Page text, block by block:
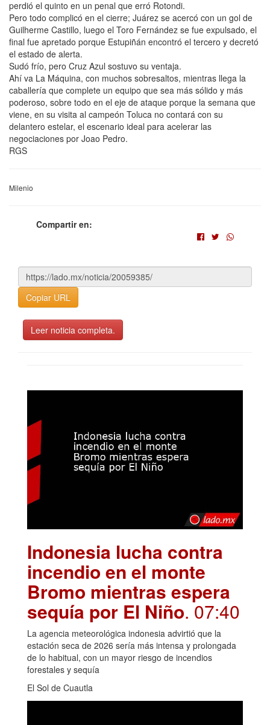
perdió el quinto en un penal que erró Rotondi.
Pero todo complicó en el cierre; Juárez se acercó con un gol de
Guilherme Castillo, luego el Toro Fernández se fue expulsado, el
final fue apretado porque Estupiñán encontró el tercero y decretó
el estado de alerta.
Sudó frío, pero Cruz Azul sostuvo su ventaja.
Ahí va La Máquina, con muchos sobresaltos, mientras llega la
caballería que complete un equipo que sea más sólido y más
poderoso, sobre todo en el eje de ataque porque la semana que
viene, en su visita al campeón Toluca no contará con su
delantero estelar, el escenario ideal para acelerar las
negociaciones por Joao Pedro.
RGS
Milenio
Compartir en:
Copiar URL
Leer noticia completa.
Indonesia lucha contra
incendio en el monte
Bromo mientras espera
sequía por El Niño. 07:40
La agencia meteorológica indonesia advirtió que la
estación seca de 2026 sería más intensa y prolongada
de lo habitual, con un mayor riesgo de incendios
forestales y sequía
El Sol de Cuautla